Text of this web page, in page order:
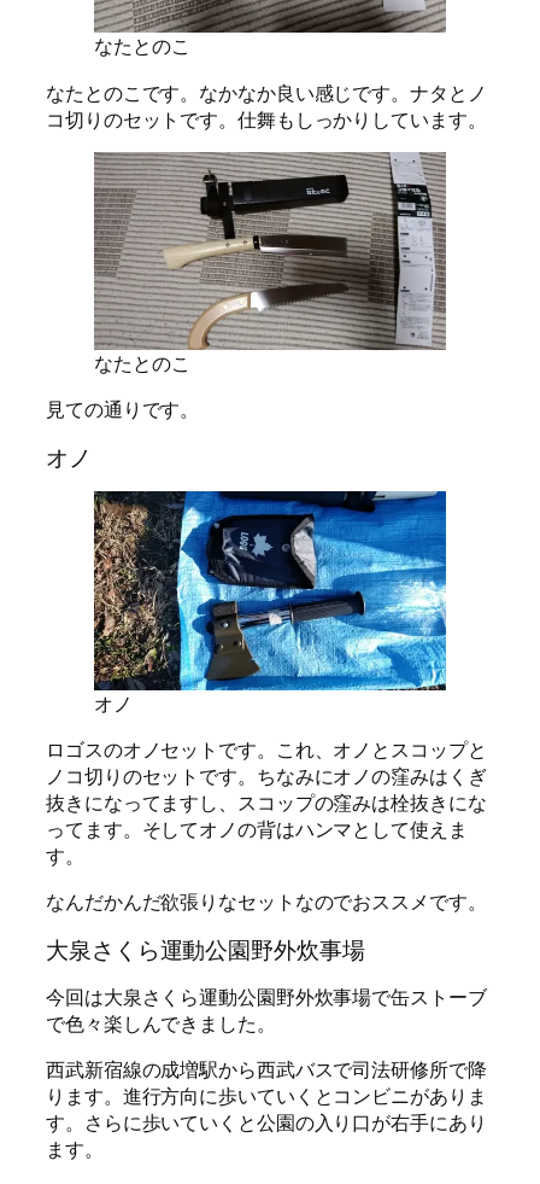
なたとのこ
なたとのこです。なかなか良い感じです。ナタとノ
コ切りのセットです。仕舞もしっかりしています。
なたとのこ
見ての通りです。
オノ
オノ
ロゴスのオノセットです。これ、オノとスコップと
ノコ切りのセットです。ちなみにオノの窪みはくぎ
抜きになってますし、スコップの窪みは栓抜きにな
ってます。そしてオノの背はハンマとして使えま
す。
なんだかんだ欲張りなセットなのでおススメです。
大泉さくら運動公園野外炊事場
今回は大泉さくら運動公園野外炊事場で缶ストーブ
で色々楽しんできました。
西武新宿線の成増駅から西武バスで司法研修所で降
ります。進行方向に歩いていくとコンビニがありま
す。さらに歩いていくと公園の入り口が右手にあり
ます。